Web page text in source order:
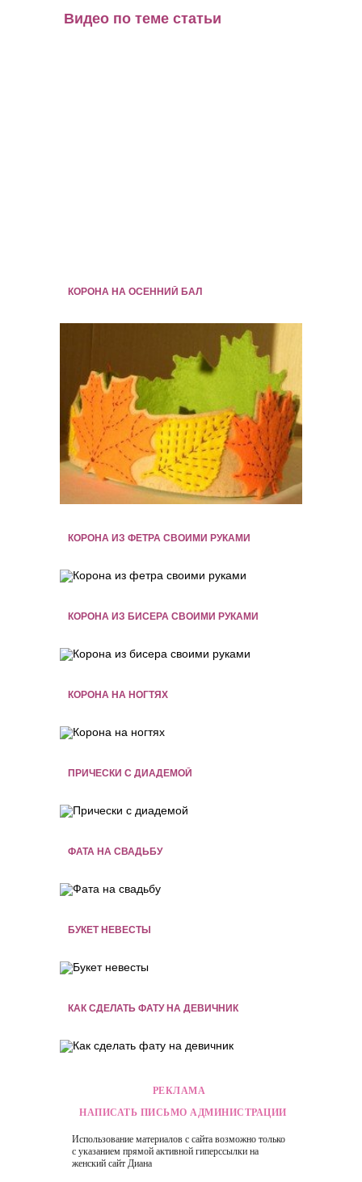
Видео по теме статьи
КОРОНА НА ОСЕННИЙ БАЛ
КОРОНА ИЗ ФЕТРА СВОИМИ РУКАМИ
КОРОНА ИЗ БИСЕРА СВОИМИ РУКАМИ
КОРОНА НА НОГТЯХ
ПРИЧЕСКИ С ДИАДЕМОЙ
ФАТА НА СВАДЬБУ
БУКЕТ НЕВЕСТЫ
КАК СДЕЛАТЬ ФАТУ НА ДЕВИЧНИК
РЕКЛАМА
НАПИСАТЬ ПИСЬМО АДМИНИСТРАЦИИ
Использование материалов с сайта возможно только
с указанием прямой активной гиперссылки на
женский сайт Диана